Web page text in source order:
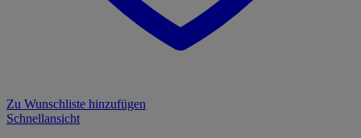
Zu Wunschliste hinzufügen
Schnellansicht